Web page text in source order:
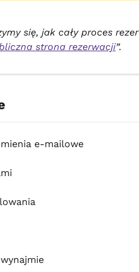
się, jak cały proces
strona rezerwacji”.
e-mailowe